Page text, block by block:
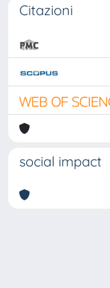
Citazioni
social impact